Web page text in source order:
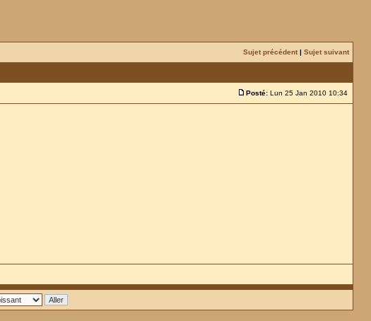
Sujet précédent | Sujet suivant
Posté: Lun 25 Jan 2010 10:34